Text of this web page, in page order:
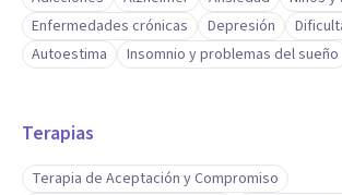
Enfermedades crónicas
Depresión
Autoestima
Insomnio y problemas del sueño
Terapias
Terapia de Aceptación y Compromiso